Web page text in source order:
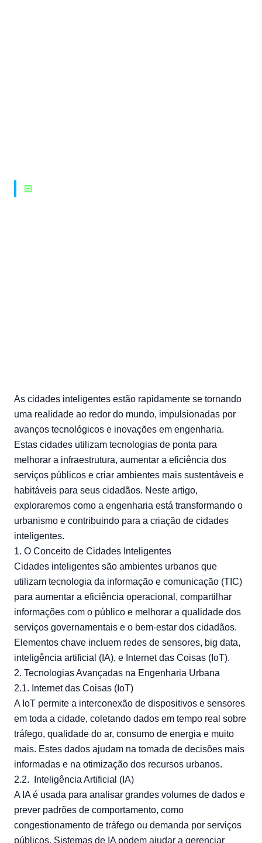
article
As cidades inteligentes estão rapidamente se tornando
uma realidade ao redor do mundo, impulsionadas por
avanços tecnológicos e inovações em engenharia.
Estas cidades utilizam tecnologias de ponta para
melhorar a infraestrutura, aumentar a eficiência dos
serviços públicos e criar ambientes mais sustentáveis e
habitáveis para seus cidadãos. Neste artigo,
exploraremos como a engenharia está transformando o
urbanismo e contribuindo para a criação de cidades
inteligentes.
1. O Conceito de Cidades Inteligentes
Cidades inteligentes são ambientes urbanos que
utilizam tecnologia da informação e comunicação (TIC)
para aumentar a eficiência operacional, compartilhar
informações com o público e melhorar a qualidade dos
serviços governamentais e o bem-estar dos cidadãos.
Elementos chave incluem redes de sensores, big data,
inteligência artificial (IA), e Internet das Coisas (IoT).
2. Tecnologias Avançadas na Engenharia Urbana
2.1. Internet das Coisas (IoT)
A IoT permite a interconexão de dispositivos e sensores
em toda a cidade, coletando dados em tempo real sobre
tráfego, qualidade do ar, consumo de energia e muito
mais. Estes dados ajudam na tomada de decisões mais
informadas e na otimização dos recursos urbanos.
2.2. Inteligência Artificial (IA)
A IA é usada para analisar grandes volumes de dados e
prever padrões de comportamento, como
congestionamento de tráfego ou demanda por serviços
públicos. Sistemas de IA podem ajudar a gerenciar